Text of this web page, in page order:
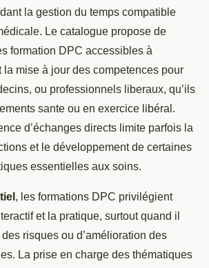
la gestion du temps compatible
Le catalogue propose de
formation DPC accessibles à
la mise à jour des competences pour
ou professionnels liberaux, qu’ils
sante ou en exercice libéral.
d’échanges directs limite parfois la
et le développement de certaines
essentielles aux soins.
, les formations DPC privilégient
et la pratique, surtout quand il
risques ou d’amélioration des
La prise en charge des thématiques